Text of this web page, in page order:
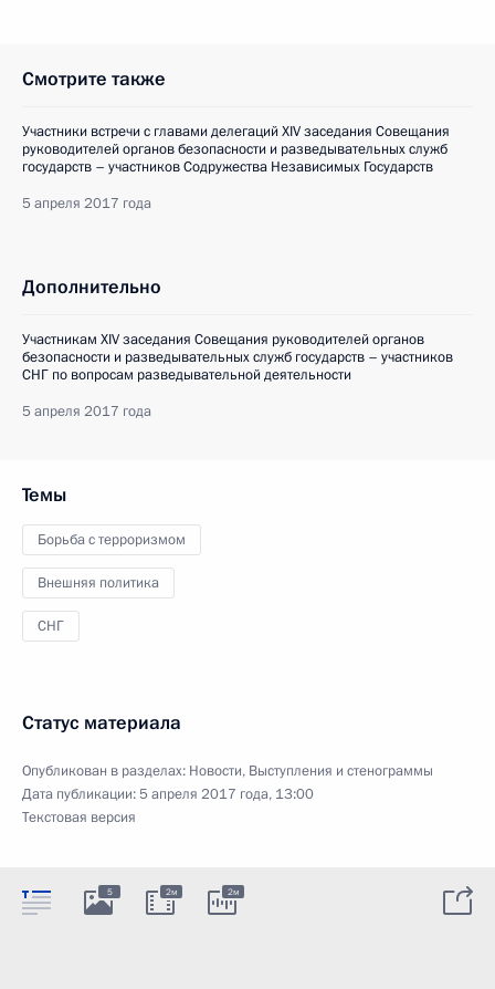
Смотрите также
Участники встречи с главами делегаций XIV заседания Совещания
руководителей органов безопасности и разведывательных служб
государств – участников Содружества Независимых Государств
5 апреля 2017 года
Дополнительно
Участникам XIV заседания Совещания руководителей органов
безопасности и разведывательных служб государств – участников
СНГ по вопросам разведывательной деятельности
5 апреля 2017 года
Темы
Борьба с терроризмом
Внешняя политика
СНГ
Статус материала
Опубликован в разделах: Новости, Выступления и стенограммы
Дата публикации:5 апреля 2017 года, 13:00
Текстовая версия
5 2м 2м